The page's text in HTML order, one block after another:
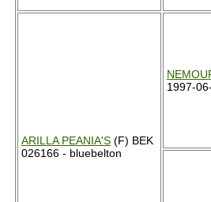
ARILLA PEANIA'S (F) BEK
026166 - bluebelton
1997-